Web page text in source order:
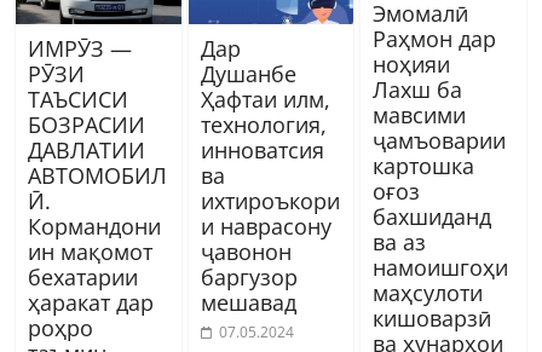
ИМРӮЗ —
РӮЗИ
ТАЪСИСИ
БОЗРАСИИ
ДАВЛАТИИ
АВТОМОБИЛ
Ӣ.
Кормандони
ин мақомот
бехатарии
ҳаракат дар
роҳро
Дар
Душанбе
Ҳафтаи илм,
технология,
инноватсия
ва
ихтироъкори
и наврасону
ҷавонон
баргузор
мешавад
07.05.2024
Эмомалӣ
Раҳмон дар
ноҳияи
Лахш ба
мавсими
ҷамъоварии
картошка
оғоз
бахшиданд
ва аз
намоишгоҳи
маҳсулоти
кишоварзӣ
ва ҳунарҳои